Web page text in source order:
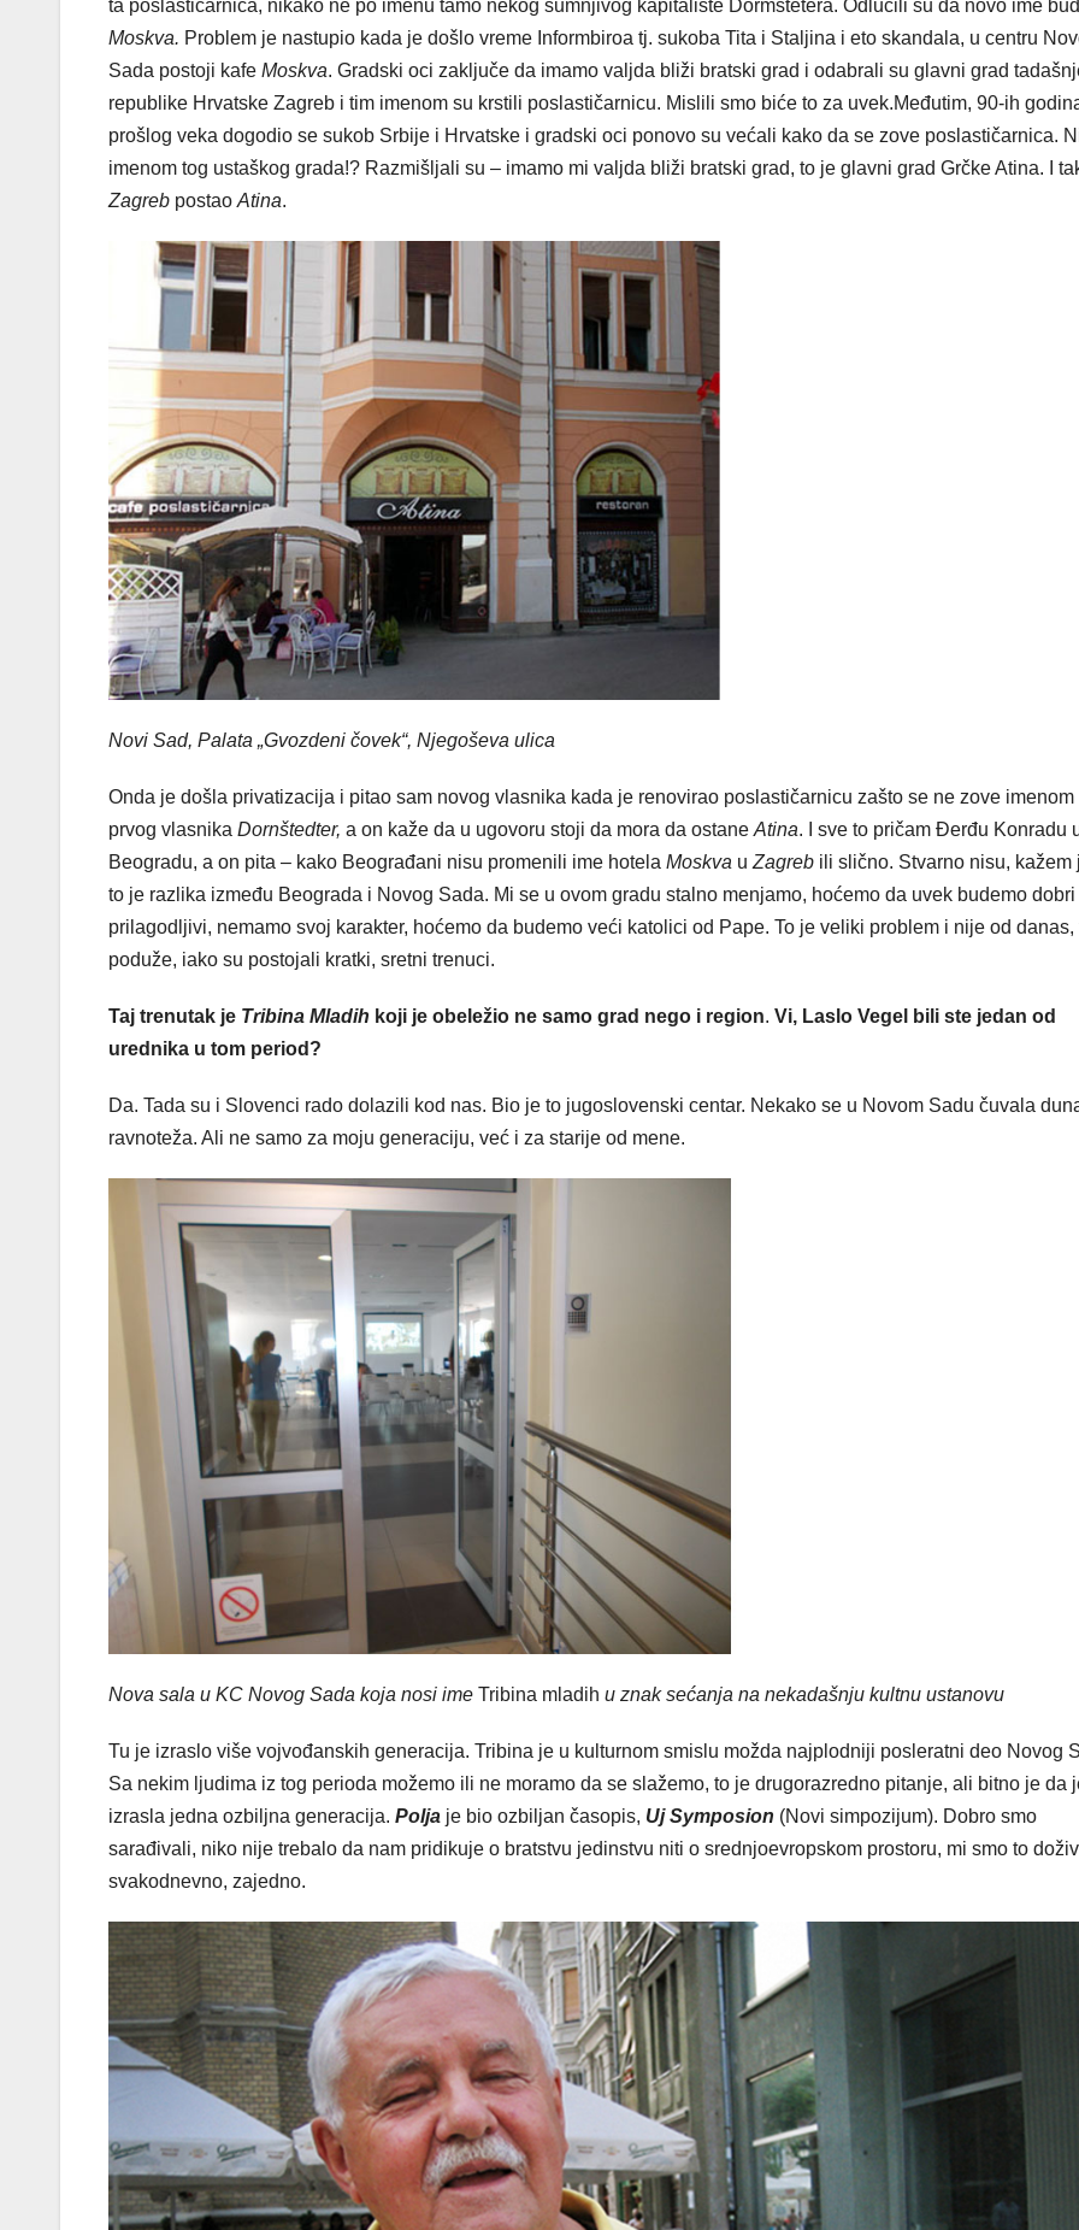
ta poslastičarnica, nikako ne po imenu tamo nekog sumnjivog kapitaliste Dormštetera. Odlučili su da novo ime
Moskva. Problem je nastupio kada je došlo vreme Informbiroa tj. sukoba Tita i Staljina i eto skandala, u centru
Sada postoji kafe Moskva. Gradski oci zaključe da imamo valjda bliži bratski grad i odabrali su glavni grad
republike Hrvatske Zagreb i tim imenom su krstili poslastičarnicu. Mislili smo biće to za uvek.Međutim, 90-ih
prošlog veka dogodio se sukob Srbije i Hrvatske i gradski oci ponovo su većali kako da se zove poslastičarnica.
imenom tog ustaškog grada!? Razmišljali su – imamo mi valjda bliži bratski grad, to je glavni grad Grčke Atina. I
Zagreb postao Atina.
Novi Sad, Palata „Gvozdeni čovek“, Njegoševa ulica
Onda je došla privatizacija i pitao sam novog vlasnika kada je renovirao poslastičarnicu zašto se ne zove imenom
prvog vlasnika Dornštedter, a on kaže da u ugovoru stoji da mora da ostane Atina. I sve to pričam Đerđu Konradu
Beogradu, a on pita – kako Beograđani nisu promenili ime hotela Moskva u Zagreb ili slično. Stvarno nisu, kažem
to je razlika između Beograda i Novog Sada. Mi se u ovom gradu stalno menjamo, hoćemo da uvek budemo dobri
prilagodljivi, nemamo svoj karakter, hoćemo da budemo veći katolici od Pape. To je veliki problem i nije od danas,
poduže, iako su postojali kratki, sretni trenuci.
Taj trenutak je Tribina Mladih koji je obeležio ne samo grad nego i region. Vi, Laslo Vegel bili ste jedan od
urednika u tom period?
Da. Tada su i Slovenci rado dolazili kod nas. Bio je to jugoslovenski centar. Nekako se u Novom Sadu čuvala
ravnoteža. Ali ne samo za moju generaciju, već i za starije od mene.
Nova sala u KC Novog Sada koja nosi ime Tribina mladih u znak sećanja na nekadašnju kultnu ustanovu
Tu je izraslo više vojvođanskih generacija. Tribina je u kulturnom smislu možda najplodniji posleratni deo Novog
Sa nekim ljudima iz tog perioda možemo ili ne moramo da se slažemo, to je drugorazredno pitanje, ali bitno je da
izrasla jedna ozbiljna generacija. Polja je bio ozbiljan časopis, Uj Symposion (Novi simpozijum). Dobro smo
sarađivali, niko nije trebalo da nam pridikuje o bratstvu jedinstvu niti o srednjoevropskom prostoru, mi smo to
svakodnevno, zajedno.